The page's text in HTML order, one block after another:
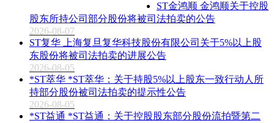
ST金鸿顺 金鸿顺关于控股
股东所持公司部分股份将被司法拍卖的公告
2026-08-07
ST复华 上海复旦复华科技股份有限公司关于5%以上股
东股份将被司法拍卖的进展公告
2026-08-05
*ST萃华 *ST萃华：关于持股5%以上股东一致行动人所
持部分股份被司法拍卖的提示性公告
2026-08-05
*ST益通 *ST益通：关于控股股东部分股份流拍暨第二